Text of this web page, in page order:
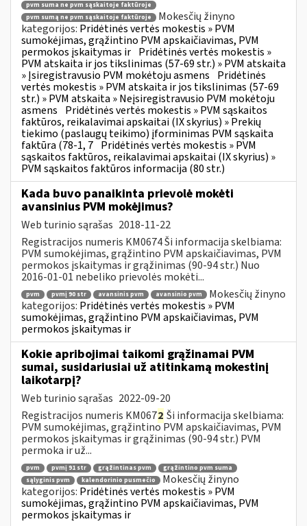
pvm suma ne pvm sąskaitoje faktūroje
pvm sumą ne pvm sąskaitoje faktūroje
Mokesčių žinyno
kategorijos: Pridėtinės vertės mokestis » PVM
sumokėjimas, grąžintino PVM apskaičiavimas, PVM
permokos įskaitymas ir Pridėtinės vertės mokestis »
PVM atskaita ir jos tikslinimas (57-69 str.) » PVM atskaita
» Įsiregistravusio PVM mokėtoju asmens Pridėtinės
vertės mokestis » PVM atskaita ir jos tikslinimas (57-69
str.) » PVM atskaita » Neįsiregistravusio PVM mokėtoju
asmens Pridėtinės vertės mokestis » PVM sąskaitos
faktūros, reikalavimai apskaitai (IX skyrius) » Prekių
tiekimo (paslaugų teikimo) įforminimas PVM sąskaita
faktūra (78-1, 7 Pridėtinės vertės mokestis » PVM
sąskaitos faktūros, reikalavimai apskaitai (IX skyrius) »
PVM sąskaitos faktūros informacija (80 str.)
Kada buvo panaikinta prievolė mokėti
avansinius PVM mokėjimus?
Web turinio sąrašas 2018-11-22
Registracijos numeris KM0674 Ši informacija skelbiama:
PVM sumokėjimas, grąžintino PVM apskaičiavimas, PVM
permokos įskaitymas ir grąžinimas (90-94 str.) Nuo
2016-01-01 nebeliko prievolės mokėti...
pvm pvmį 90 str avansinis pvm avansinio pvm
Mokesčių žinyno
kategorijos: Pridėtinės vertės mokestis » PVM
sumokėjimas, grąžintino PVM apskaičiavimas, PVM
permokos įskaitymas ir
Kokie apribojimai taikomi grąžinamai PVM
sumai, susidariusiai už atitinkamą mokestinį
laikotarpį?
Web turinio sąrašas 2022-09-20
Registracijos numeris KM0672 Ši informacija skelbiama:
PVM sumokėjimas, grąžintino PVM apskaičiavimas, PVM
permokos įskaitymas ir grąžinimas (90-94 str.) PVM
permoka ir už...
pvm pvmį 91 str grąžintinas pvm
grąžintino pvm suma
sąlyginis pvm
kalendorinio pusmečio
Mokesčių žinyno
kategorijos: Pridėtinės vertės mokestis » PVM
sumokėjimas, grąžintino PVM apskaičiavimas, PVM
permokos įskaitymas ir